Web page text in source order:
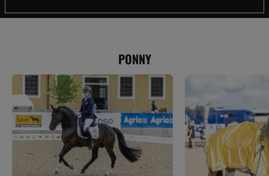
PONNY